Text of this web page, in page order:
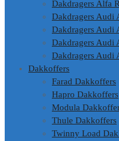
Dakdragers Alfa
Dakdragers Audi
Dakdragers Audi
Dakdragers Audi
Dakdragers Audi
Dakkoffers
Farad Dakkoffers
Hapro Dakkoffers
Modula
Thule Dakkoffers
Twinny Load